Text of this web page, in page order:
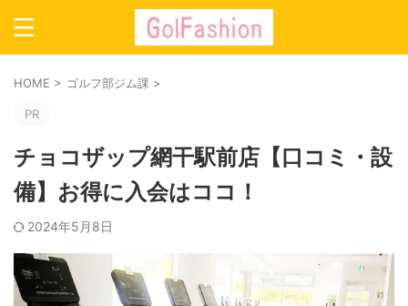
HOME > ゴルフ部ジム課 >
PR
チョコザップ網干駅前店【口コミ・設
備】お得に入会はココ！
2024年5月8日